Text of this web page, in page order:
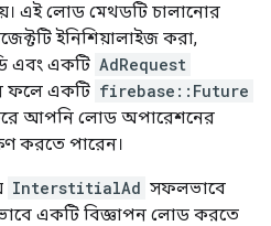
এই লোড মেথডটি চালানোর
ইনিশিয়ালাইজ করা,
এবং একটি AdRequest
ফলে একটি firebase::Future
করে আপনি লোড অপারেশনের
করতে পারেন।
InterstitialAd সফলভাবে
একটি বিজ্ঞাপন লোড করতে